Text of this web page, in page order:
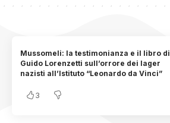
Mussomeli: la testimonianza e il libro di
Guido Lorenzetti sull’orrore dei lager
nazisti all’Istituto “Leonardo da Vinci”
3